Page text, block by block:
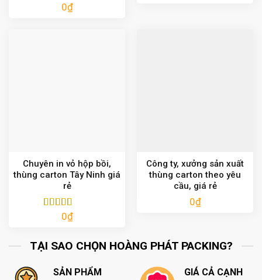
Được xếp
0₫
Chuyên in vỏ hộp bồi,
thùng carton Tây Ninh giá
rẻ
Được xếp
0₫
Công ty, xưởng sản xuất
thùng carton theo yêu
cầu, giá rẻ
0₫
TẠI SAO CHỌN HOÀNG PHÁT PACKING?
SẢN PHẨM
GIÁ CẢ CẠNH